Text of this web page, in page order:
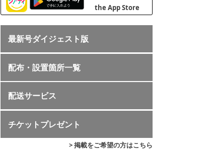
最新号ダイジェスト版
配布・設置箇所一覧
配送サービス
チケットプレゼント
> 掲載をご希望の方はこちら